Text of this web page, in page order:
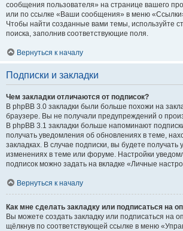
сообщения пользователя» на странице вашего
или по ссылке «Ваши сообщения» в меню
Чтобы найти созданные вами темы, используйте
поиска, заполнив соответствующие поля.
Вернуться к началу
Подписки и закладки
Чем закладки отличаются от подписок?
В phpBB 3.0 закладки были больше похожи на
браузере. Вы не получали предупреждений о
В phpBB 3.1 закладки больше напоминают
получать уведомления об обновлениях в теме,
закладках. В случае подписки, вы будете получать
изменениях в теме или форуме. Настройки
подписок можно задать на вкладке «Личные
Вернуться к началу
Как мне сделать закладку или подписаться на
Вы можете создать закладку или подписаться на
щёлкнув по соответствующей ссылке в меню